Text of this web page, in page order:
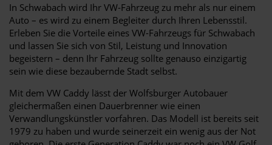
In Schwabach wird Ihr VW-Fahrzeug zu mehr als nur einem
Auto – es wird zu einem Begleiter durch Ihren Lebensstil.
Erleben Sie die Vorteile eines VW-Fahrzeugs für Schwabach
und lassen Sie sich von Stil, Leistung und Innovation
begeistern – denn Ihr Fahrzeug sollte genauso einzigartig
sein wie diese bezaubernde Stadt selbst.
Mit dem VW Caddy lässt der Wolfsburger Autobauer
gleichermaßen einen Dauerbrenner wie einen
Verwandlungskünstler vorfahren. Das Modell ist bereits seit
1979 zu haben und wurde seinerzeit ein wenig aus der Not